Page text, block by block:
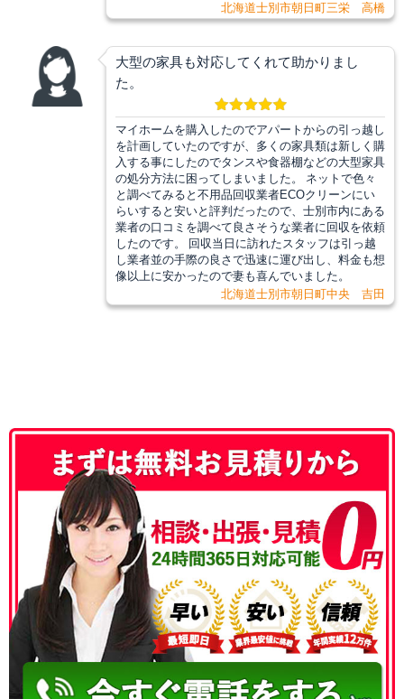
北海道士別市朝日町三栄 高橋
大型の家具も対応してくれて助かりまし
た。
マイホームを購入したのでアパートからの引っ越し
を計画していたのですが、多くの家具類は新しく購
入する事にしたのでタンスや食器棚などの大型家具
の処分方法に困ってしまいました。 ネットで色々
と調べてみると不用品回収業者ECOクリーンにい
らいすると安いと評判だったので、士別市内にある
業者の口コミを調べて良さそうな業者に回収を依頼
したのです。 回収当日に訪れたスタッフは引っ越
し業者並の手際の良さで迅速に運び出し、料金も想
像以上に安かったので妻も喜んでいました。
北海道士別市朝日町中央 吉田
050-3186-4780